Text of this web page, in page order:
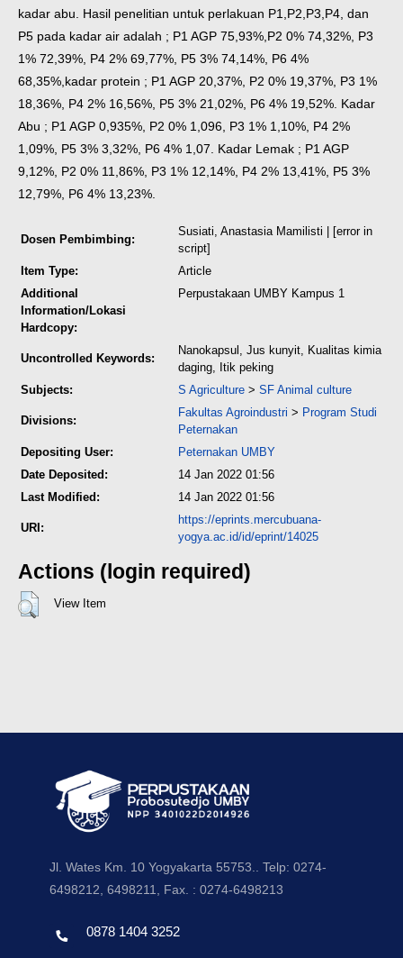
kadar abu. Hasil penelitian untuk perlakuan P1,P2,P3,P4, dan
P5 pada kadar air adalah ; P1 AGP 75,93%,P2 0% 74,32%, P3
1% 72,39%, P4 2% 69,77%, P5 3% 74,14%, P6 4%
68,35%,kadar protein ; P1 AGP 20,37%, P2 0% 19,37%, P3 1%
18,36%, P4 2% 16,56%, P5 3% 21,02%, P6 4% 19,52%. Kadar
Abu ; P1 AGP 0,935%, P2 0% 1,096, P3 1% 1,10%, P4 2%
1,09%, P5 3% 3,32%, P6 4% 1,07. Kadar Lemak ; P1 AGP
9,12%, P2 0% 11,86%, P3 1% 12,14%, P4 2% 13,41%, P5 3%
12,79%, P6 4% 13,23%.
Dosen Pembimbing:
Susiati, Anastasia Mamilisti | [error in
script]
Item Type:
Article
Additional
Information/Lokasi
Hardcopy:
Perpustakaan UMBY Kampus 1
Uncontrolled Keywords:
Nanokapsul, Jus kunyit, Kualitas kimia
daging, Itik peking
Subjects:
S Agriculture > SF Animal culture
Divisions:
Fakultas Agroindustri > Program Studi
Peternakan
Depositing User:
Peternakan UMBY
Date Deposited:
14 Jan 2022 01:56
Last Modified:
14 Jan 2022 01:56
URI:
https://eprints.mercubuana-
yogya.ac.id/id/eprint/14025
Actions (login required)
View Item
Jl. Wates Km. 10 Yogyakarta 55753.. Telp: 0274-
6498212, 6498211, Fax. : 0274-6498213
0878 1404 3252